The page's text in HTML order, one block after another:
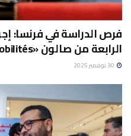
فرص الدراسة في فرنسا:
الرابعة من صالون «Le Forum des Mobilités»